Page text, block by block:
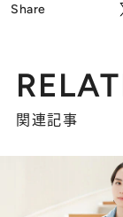
Share
関連記事